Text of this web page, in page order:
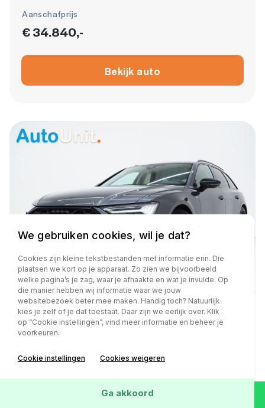
Aanschafprijs
€ 34.840,-
Bekijk auto
Audi A6
Sportstoelen | HUD | 360 | B&O Audio | Memory |
We gebruiken cookies, wil je dat?
Cookies zijn kleine tekstbestanden met informatie erin. Die
plaatsen we kort op je apparaat. Zo zien we bijvoorbeeld
welke pagina’s je zag, waar je afhaakte en wat je invulde. Op
die manier hebben wij informatie waar we jouw
websitebezoek beter mee maken. Handig toch? Natuurlijk
kies je zelf of je dat toestaat. Daar zijn we eerlijk over. Klik
op “Cookie instellingen”, vind meer informatie en beheer je
voorkeuren.
Cookie instellingen Cookies weigeren
Ga akkoord